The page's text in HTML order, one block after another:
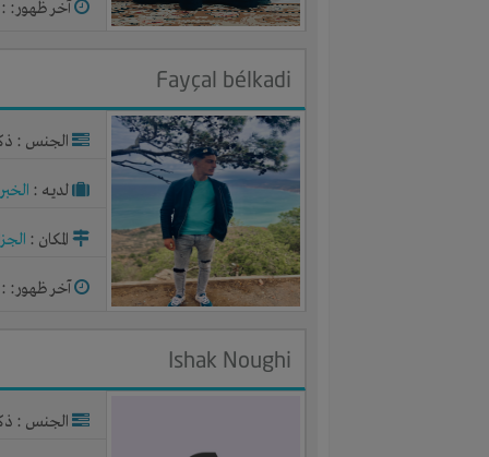
آخر ظهور: : منذ
Fayçal bélkadi
الجنس :
لديـه :
المكان :
آخر ظهور: : منذ
Ishak Noughi
الجنس :